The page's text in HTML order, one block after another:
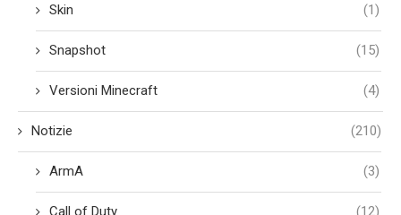
Skin (1)
Snapshot (15)
Versioni Minecraft (4)
Notizie (210)
ArmA (3)
Call of Duty (12)